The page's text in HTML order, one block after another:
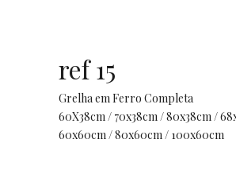
ref 15
Grelha em Ferro Completa
60X38cm / 70x38cm / 80x38cm /
60x60cm / 80x60cm / 100x60cm